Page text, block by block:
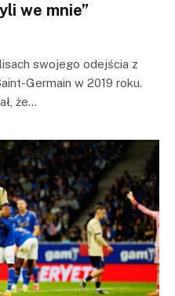
we mnie”
swojego odejścia z
Germain w 2019 roku.
że…